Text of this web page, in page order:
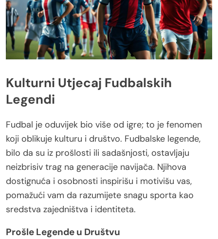
Kulturni Utjecaj Fudbalskih
Legendi
Fudbal je oduvijek bio više od igre; to je fenomen
koji oblikuje kulturu i društvo. Fudbalske legende,
bilo da su iz prošlosti ili sadašnjosti, ostavljaju
neizbrisiv trag na generacije navijača. Njihova
dostignuća i osobnosti inspirišu i motivišu vas,
pomažući vam da razumijete snagu sporta kao
sredstva zajedništva i identiteta.
Prošle Legende u Društvu